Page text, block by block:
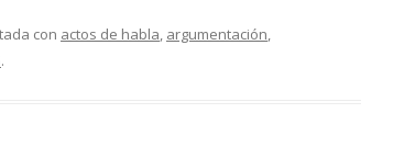
con actos de habla, argumentación,
.